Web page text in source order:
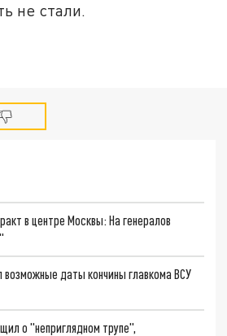
не стали.
в центре Москвы: На генералов
возможные даты кончины главкома ВСУ
о "неприглядном трупе",